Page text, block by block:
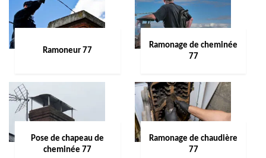
Ramoneur 77
Ramonage de cheminée
77
Pose de chapeau de
cheminée 77
Ramonage de chaudière
77